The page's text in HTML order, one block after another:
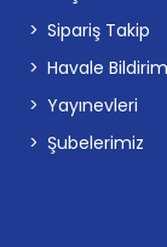
Sipariş Takip
Havale
Yayınevleri
Şubelerimiz